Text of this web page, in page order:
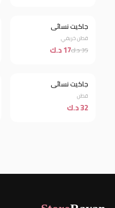
خصم 51%
جاكيت نسائي
قطن خريفي
35 د.ك 17 د.ك
جديد
جاكيت نسائي
قطن
32 د.ك